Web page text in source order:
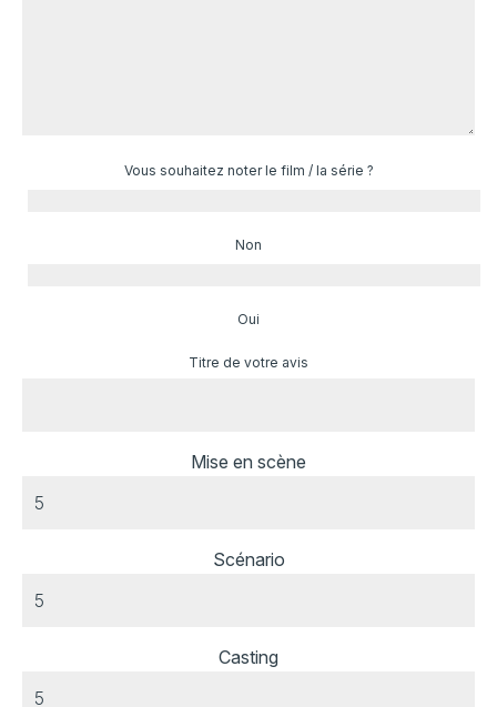
Vous souhaitez noter le film / la série ?
Non
Oui
Titre de votre avis
Mise en scène
Scénario
Casting